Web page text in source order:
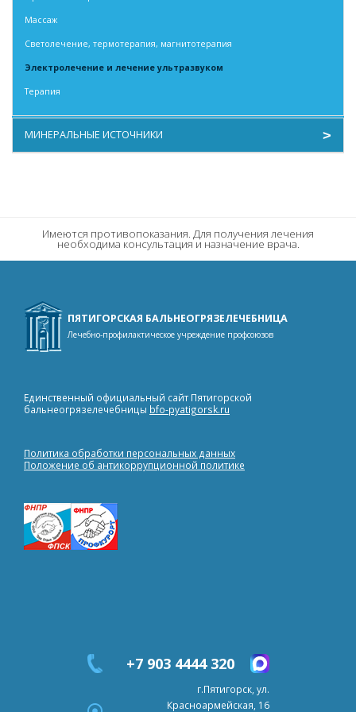
Массаж
Светолечение, термотерапия, магнитотерапия
Электролечение и лечение ультразвуком
Терапия
МИНЕРАЛЬНЫЕ ИСТОЧНИКИ
Имеются противопоказания. Для получения лечения
необходима консультация и назначение врача.
ПЯТИГОРСКАЯ БАЛЬНЕОГРЯЗЕЛЕЧЕБНИЦА
Лечебно-профилактическое учреждение профсоюзов
Единственный официальный сайт Пятигорской
бальнеогрязелечебницы bfo-pyatigorsk.ru
Политика обработки персональных данных
Положение об антикоррупционной политике
+7 903 4444 320
г.Пятигорск, ул.
Красноармейская, 16